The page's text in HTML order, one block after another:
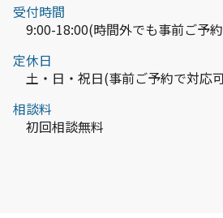
受付時間
9:00-18:00(時間外でも事前ご予
定休日
土・日・祝日(事前ご予約で対応
相談料
初回相談無料